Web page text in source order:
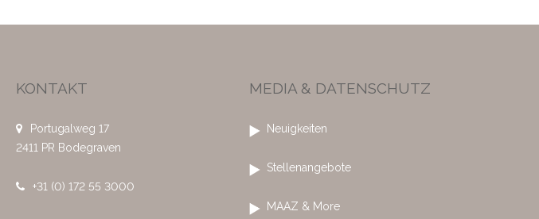
KONTAKT
Portugalweg 17
2411 PR Bodegraven
+31 (0) 172 55 3000
MEDIA & DATENSCHUTZ
Neuigkeiten
Stellenangebote
MAAZ & More